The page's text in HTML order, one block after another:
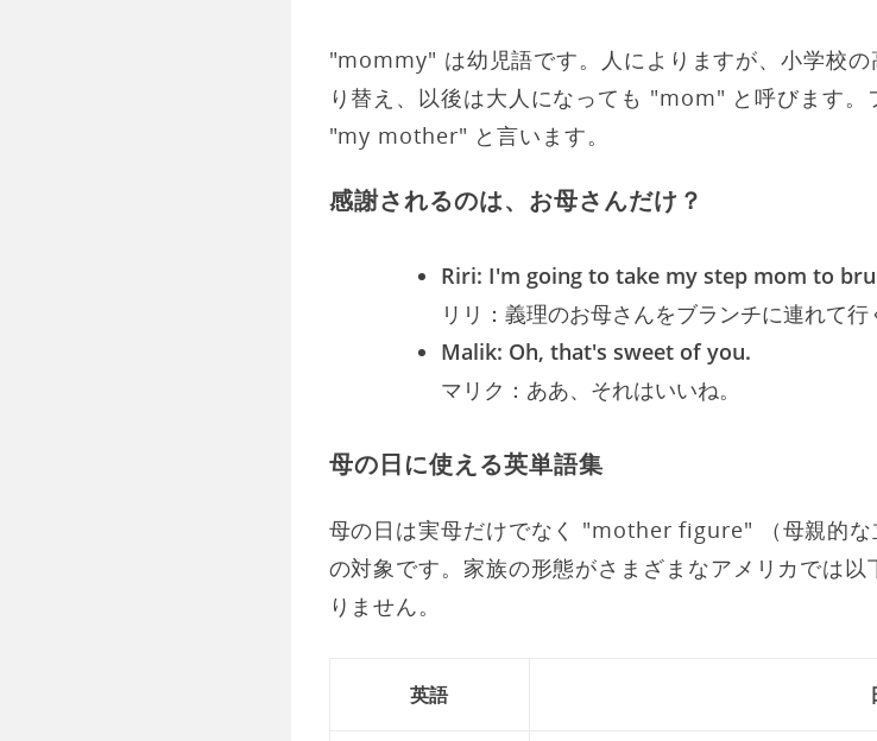
"mommy" は幼児語です。人によりますが、小学校
り替え、以後は大人になっても "mom" と呼びます。
"my mother" と言います。
感謝されるのは、お母さんだけ？
Riri: I'm going to take my step mom to
リリ：義理のお母さんをブランチに連れて行
Malik: Oh, that's sweet of you.
マリク：ああ、それはいいね。
母の日に使える英単語集
母の日は実母だけでなく "mother figure" （母親的な
の対象です。家族の形態がさまざまなアメリカでは
りません。
英語